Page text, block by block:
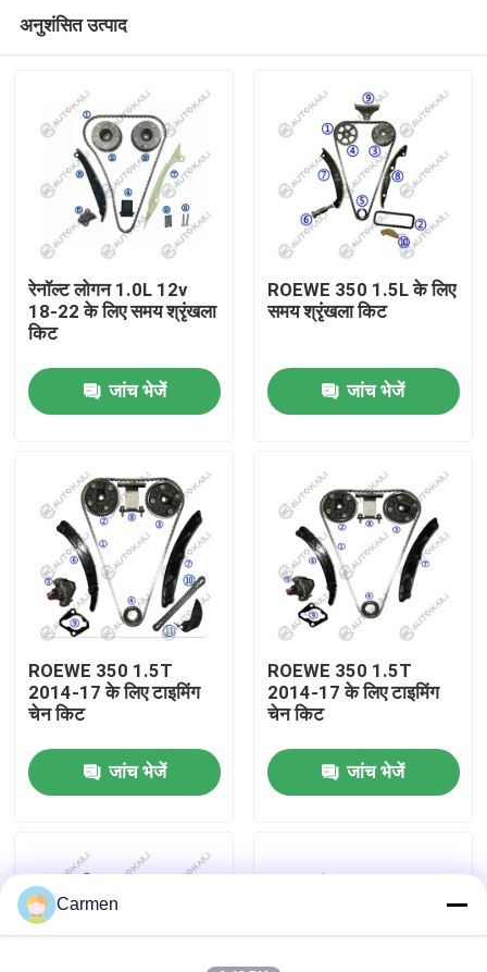
घर
उत्पाद
विडियो
हमारे बारे में
कारखाने का दौरा
गुणवत्ता नियंत्रण
हमसे संपर्क करें
बोली मांगें
अनुशंसित उत्पाद
रेनॉल्ट लोगन 1.0L 12v
18-22 के लिए समय श्रृंखला
किट
जांच भेजें
ROEWE 350 1.5L के लिए
समय श्रृंखला किट
जांच भेजें
ROEWE 350 1.5T
2014-17 के लिए टाइमिंग
चेन किट
जांच भेजें
ROEWE 350 1.5T
2014-17 के लिए टाइमिंग
चेन किट
जांच भेजें
Carmen